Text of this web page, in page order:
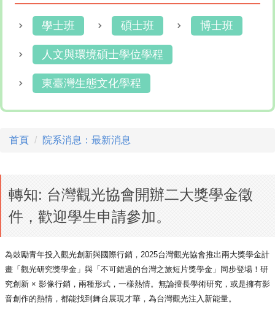
學士班 碩士班 博士班
人文與環境碩士學位學程
東臺灣生態文化學程
首頁 院系消息：最新消息
轉知: 台灣觀光協會開辦二大獎學金徵
件，歡迎學生申請參加。
為鼓勵青年投入觀光創新與國際行銷，2025台灣觀光協會推出兩大獎學金計
畫­「觀光研究獎學金」與「 不可錯過的台灣之旅短片獎學金」同步登場！研
究創新 × 影像行銷，兩種形式，一樣熱情。無論擅長學術研究， 或是擁有影
音創作的熱情，都能找到舞台展現才華， 為台灣觀光注入新能量。